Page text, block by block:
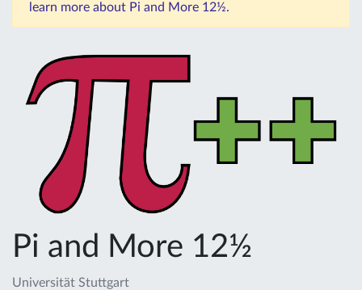
learn more about Pi and More 12½.
Pi and More 12½
Universität Stuttgart